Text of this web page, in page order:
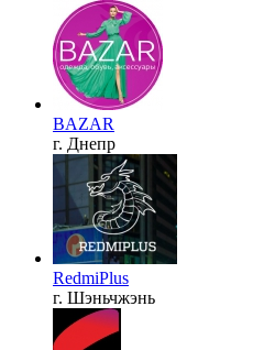
BAZAR
г. Днепр
RedmiPlus
г. Шэньчжэнь